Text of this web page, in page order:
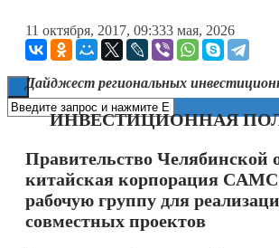
Книги
11 октября, 2017, 09:333 мая, 2026
Дайджест региональных
ИНВЕСТИЦИОННАЯ
Правительство Челябинской
китайская корпорация CAMC
рабочую группу для
совместных проектов